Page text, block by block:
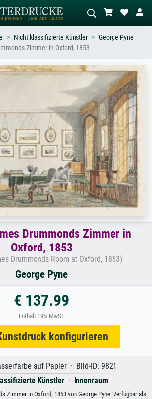
Werktiteln
Welle
Beschreiben Sie die Szene – z.B. Grüne
Wiese, Abstrakt mit viel Rot, Dunkles
Ölgemälde, Stehender Akt neben einem
Baum.
Nicht klassifizierte Künstler
George Pyne
Zimmer in Oxford, 1853
Drummonds Zimmer in
Oxford, 1853
Drummonds Room at Oxford, 1853)
George Pyne
€ 137.99
Enthält 19% MwSt.
konfigurieren
auf Papier · Bild-ID: 9821
Künstler· Innenraum
Zimmer in Oxford, 1853 von George Pyne. Verfügbar als